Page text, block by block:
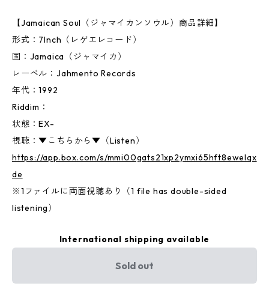
【Jamaican Soul（ジャマイカンソウル）商品詳細】
形式：7Inch（レゲエレコード）
国：Jamaica（ジャマイカ）
レーベル：Jahmento Records
年代：1992
Riddim：
状態：EX-
視聴：▼こちらから▼（Listen）
https://app.box.com/s/mmi00gats21xp2ymxi65hft8ewelqx
de
※1ファイルに両面視聴あり（1 file has double-sided
listening）
International shipping available
Sold out